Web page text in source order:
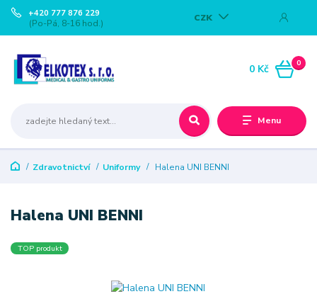
Menu
CZK
+420 777 876 229
(Po-Pá, 8-16 hod.)
0
0 Kč
Zdravotnictví Uniformy Halena UNI BENNI
Halena UNI BENNI
TOP produkt